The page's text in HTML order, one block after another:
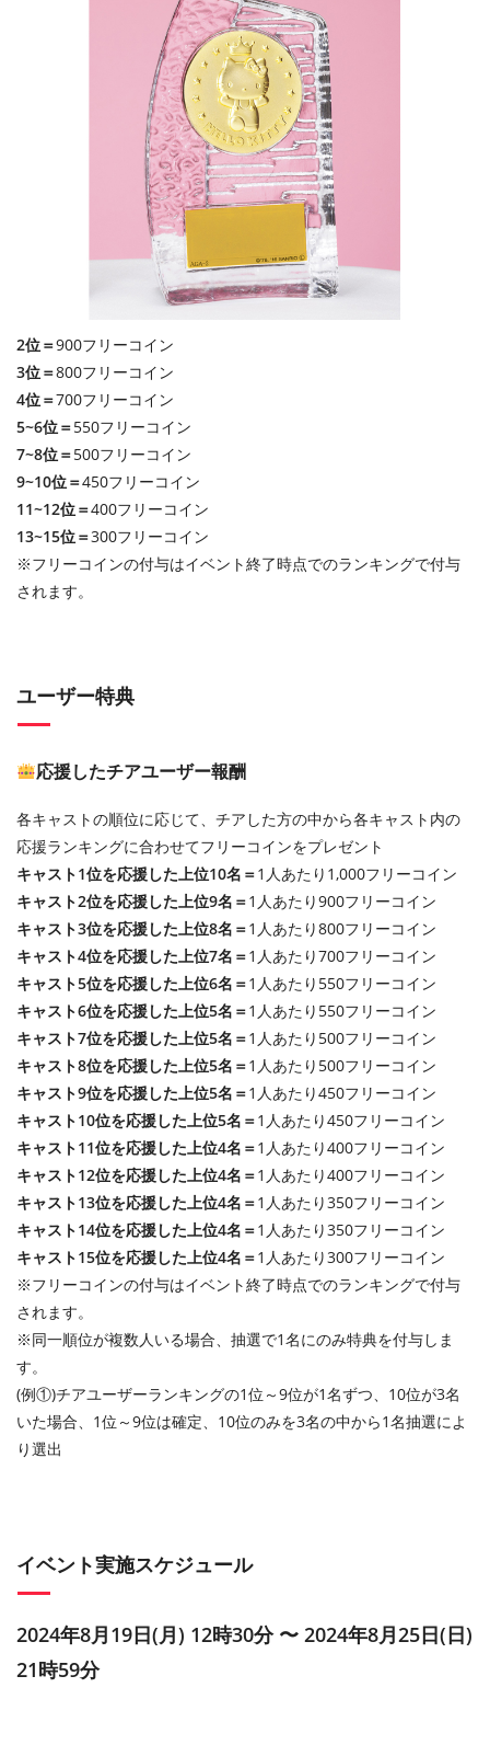
2位＝900フリーコイン
3位＝800フリーコイン
4位＝700フリーコイン
5~6位＝550フリーコイン
7~8位＝500フリーコイン
9~10位＝450フリーコイン
11~12位＝400フリーコイン
13~15位＝300フリーコイン
※フリーコインの付与はイベント終了時点でのランキングで付与
されます。
ユーザー特典
応援したチアユーザー報酬
各キャストの順位に応じて、チアした方の中から各キャスト内の
応援ランキングに合わせてフリーコインをプレゼント
キャスト1位を応援した上位10名＝1人あたり1,000フリーコイン
キャスト2位を応援した上位9名＝1人あたり900フリーコイン
キャスト3位を応援した上位8名＝1人あたり800フリーコイン
キャスト4位を応援した上位7名＝1人あたり700フリーコイン
キャスト5位を応援した上位6名＝1人あたり550フリーコイン
キャスト6位を応援した上位5名＝1人あたり550フリーコイン
キャスト7位を応援した上位5名＝1人あたり500フリーコイン
キャスト8位を応援した上位5名＝1人あたり500フリーコイン
キャスト9位を応援した上位5名＝1人あたり450フリーコイン
キャスト10位を応援した上位5名＝1人あたり450フリーコイン
キャスト11位を応援した上位4名＝1人あたり400フリーコイン
キャスト12位を応援した上位4名＝1人あたり400フリーコイン
キャスト13位を応援した上位4名＝1人あたり350フリーコイン
キャスト14位を応援した上位4名＝1人あたり350フリーコイン
キャスト15位を応援した上位4名＝1人あたり300フリーコイン
※フリーコインの付与はイベント終了時点でのランキングで付与
されます。
※同一順位が複数人いる場合、抽選で1名にのみ特典を付与しま
す。
(例①)チアユーザーランキングの1位～9位が1名ずつ、10位が3名
いた場合、1位～9位は確定、10位のみを3名の中から1名抽選によ
り選出
イベント実施スケジュール
2024年8月19日(月) 12時30分 〜 2024年8月25日(日)
21時59分